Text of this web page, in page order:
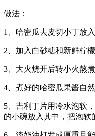
做法：
1、哈密瓜去皮切小丁放入
2、加入白砂糖和新鲜柠
3、大火烧开后转小火熬
4、煮好的哈密瓜果酱自
5、吉利丁片用冷水泡软
的小碗放入其中，把泡软